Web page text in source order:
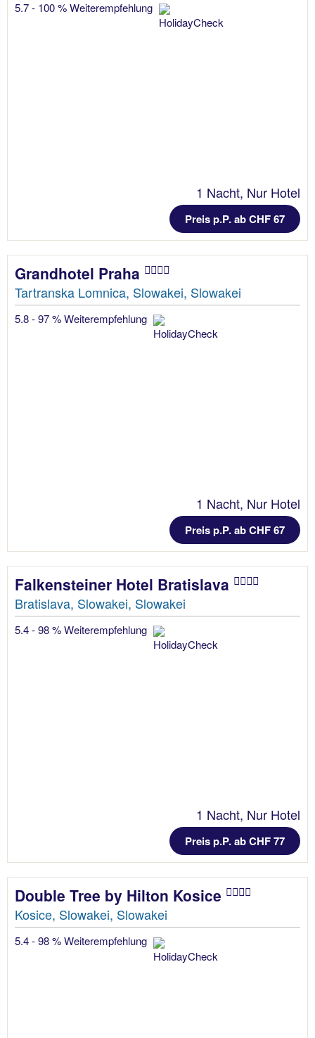
5.7 - 100 % Weiterempfehlung
1 Nacht, Nur Hotel
Preis p.P. ab CHF 67
Grandhotel Praha
Tartranska Lomnica, Slowakei, Slowakei
5.8 - 97 % Weiterempfehlung
1 Nacht, Nur Hotel
Preis p.P. ab CHF 67
Falkensteiner Hotel Bratislava
Bratislava, Slowakei, Slowakei
5.4 - 98 % Weiterempfehlung
1 Nacht, Nur Hotel
Preis p.P. ab CHF 77
Double Tree by Hilton Kosice
Kosice, Slowakei, Slowakei
5.4 - 98 % Weiterempfehlung